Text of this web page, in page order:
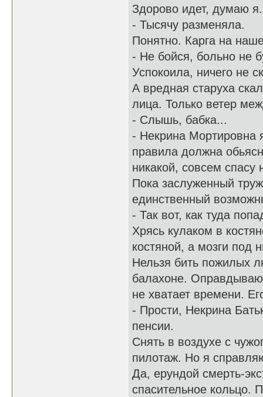
Здорово идет, думаю
- Тысячу разменяла.
Понятно. Карга на
- Не бойся, больно не
Успокоила, ничего не
А вредная старуха
лица. Только ветер
- Слышь, бабка...
- Некрина Мортировна
правила должна
никакой, совсем спасу
Пока заслуженный
единственный
- Так вот, как туда
Хрясь кулаком в
костяной, а мозги под
Нельзя бить пожилых
балахоне.
не хватает времени.
- Прости, Некрина
пенсии.
Снять в воздухе с
пилотаж. Но я
Да, ерундой смерть-
спасительное кольцо.